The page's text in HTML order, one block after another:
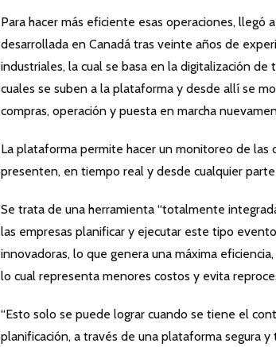
Para hacer más eficiente esas operaciones,
desarrollada en Canadá tras veinte años de
industriales, la cual se basa en la digitalización
cuales se suben a la plataforma y desde allí se
compras, operación y puesta en marcha
La plataforma permite hacer un monitoreo de las
presenten, en tiempo real y desde cualquier
Se trata de una herramienta “totalmente
las empresas planificar y ejecutar este tipo
innovadoras, lo que genera una máxima
lo cual representa menores costos y evita
“Esto solo se puede lograr cuando se tiene el
planificación, a través de una plataforma segura